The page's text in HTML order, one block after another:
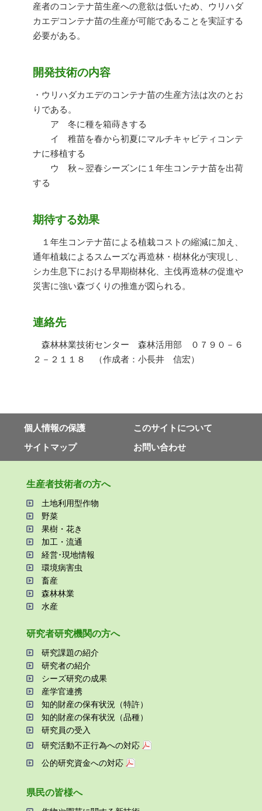
産者のコンテナ苗生産への意欲は低いため、ウリハダ
カエデコンテナ苗の生産が可能であることを実証する
必要がある。
開発技術の内容
・ウリハダカエデのコンテナ苗の生産方法は次のとお
りである。
ア 冬に種を箱蒔きする
イ 稚苗を春から初夏にマルチキャビティコンテ
ナに移植する
ウ 秋～翌春シーズンに１年生コンテナ苗を出荷
する
期待する効果
１年生コンテナ苗による植栽コストの縮減に加え、
通年植栽によるスムーズな再造林・樹林化が実現し、
シカ生息下における早期樹林化、主伐再造林の促進や
災害に強い森づくりの推進が図られる。
連絡先
森林林業技術センター 森林活用部 ０７９０－６
２－２１１８ （作成者：小長井 信宏）
個⼈情報の保護
このサイトについて
サイトマップ
お問い合わせ
⽣産者技術者の⽅へ
⼟地利⽤型作物
野菜
果樹・花き
加⼯・流通
経営･現地情報
環境病害⾍
畜産
森林林業
⽔産
研究者研究機関の⽅へ
研究課題の紹介
研究者の紹介
シーズ研究の成果
産学官連携
知的財産の保有状況（特許）
知的財産の保有状況（品種）
研究員の受⼊
研究活動不正⾏為への対応
公的研究資金への対応
県⺠の皆様へ